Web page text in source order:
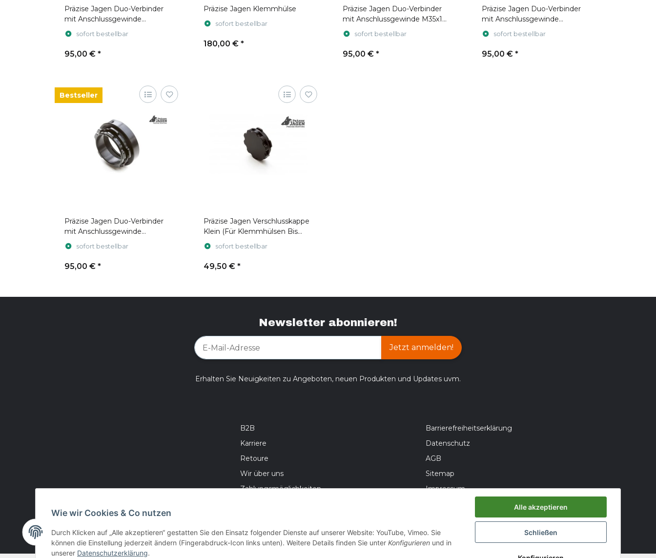
Präzise Jagen Duo-Verbinder
mit Anschlussgewinde
M44x0,75
sofort bestellbar
95,00 € *
Präzise Jagen Klemmhülse
sofort bestellbar
180,00 € *
Präzise Jagen Duo-Verbinder
mit Anschlussgewinde M35x1
für Pulsar Krypton & Proton
sofort bestellbar
95,00 € *
Präzise Jagen Duo-Verbinder
mit Anschlussgewinde
M43x0,75
sofort bestellbar
95,00 € *
Bestseller
Präzise Jagen Duo-Verbinder
mit Anschlussgewinde
M52x0,75 (für Hikmicro
Thunder)
sofort bestellbar
95,00 € *
Präzise Jagen Verschlusskappe
Klein (Für Klemmhülsen Bis
Ø61) sofort bestellbar
49,50 € *
Newsletter abonnieren!
Jetzt anmelden!
Erhalten Sie Neuigkeiten zu Angeboten, neuen Produkten und Updates uvm.
B2B
Karriere
Retoure
Wir über uns
Zahlungsmöglichkeiten
Barrierefreiheitserklärung
Datenschutz
AGB
Sitemap
Impressum
Widerrufsrecht
Wie wir Cookies & Co nutzen
Durch Klicken auf „Alle akzeptieren“ gestatten Sie den Einsatz folgender Dienste auf unserer Website: YouTube, Vimeo. Sie
können die Einstellung jederzeit ändern (Fingerabdruck-Icon links unten). Weitere Details finden Sie unter Konfigurieren und in
unserer Datenschutzerklärung.
Alle akzeptieren
Schließen